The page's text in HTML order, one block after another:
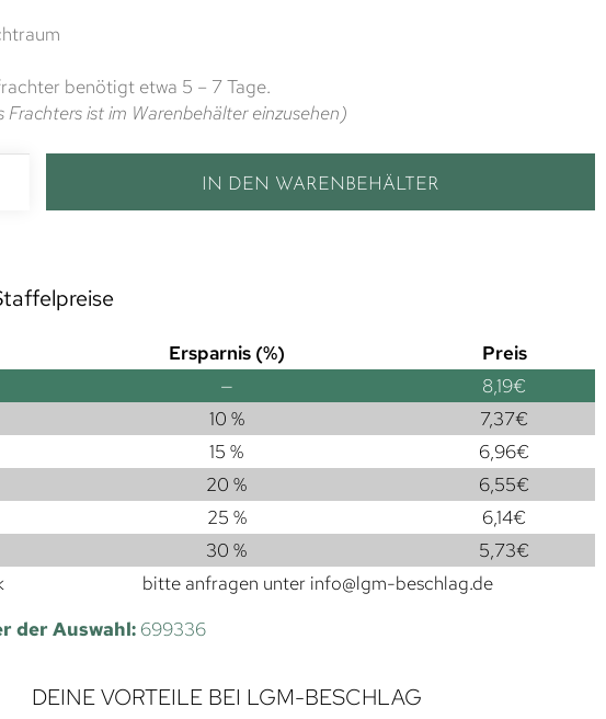
benötigt etwa 5 – 7 Tage.
Frachters ist im Warenbehälter einzusehen)
IN DEN WARENBEHÄLTER
Ersparnis (%)
Preis
— 8,19€
10 % 7,37€
15 % 6,96€
20 % 6,55€
25 % 6,14€
30 % 5,73€
bitte anfragen unter info@lgm-beschlag.de
der Auswahl: 699336
DEINE VORTEILE BEI LGM-BESCHLAG